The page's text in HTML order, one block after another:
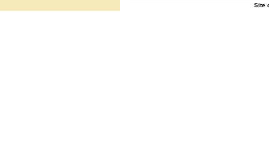
Site